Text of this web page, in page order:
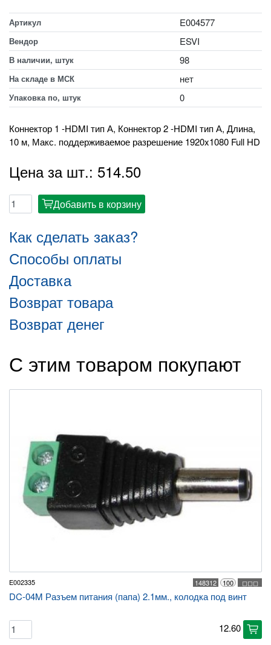
Артикул E004577
Вендор ESVI
В наличии, штук 98
На складе в МСК нет
Упаковка по, штук 0
Коннектор 1 -HDMI тип А, Коннектор 2 -HDMI тип А, Длина,
10 м, Макс. поддерживаемое разрешение 1920x1080 Full HD
Цена за шт.: 514.50
cartДобавить в корзину
Как сделать заказ?
Способы оплаты
Доставка
Возврат товара
Возврат денег
С этим товаром покупают
E002335 ◻◻◻
100
148312
DC-04M Разъем питания (папа) 2.1мм., колодка под винт
12.60 cart